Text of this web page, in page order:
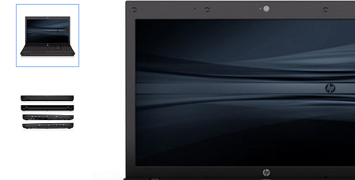
Ноутбуки и аксессуры
Компьютеры и
Сетевое оборудование
ТВ, Аудио и Видео